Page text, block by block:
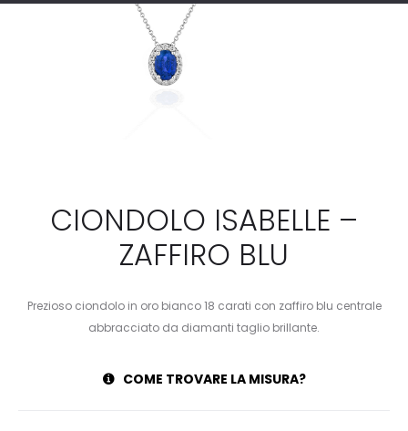
CIONDOLO ISABELLE –
ZAFFIRO BLU
Prezioso ciondolo in oro bianco 18 carati con zaffiro blu centrale
abbracciato da diamanti taglio brillante.
COME TROVARE LA MISURA?